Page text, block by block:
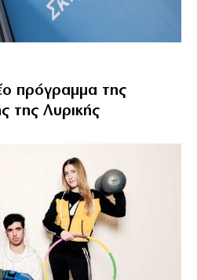
πρόγραμμα της
της Λυρικής